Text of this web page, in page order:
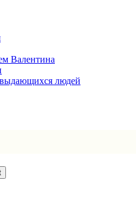
Валентина
людей